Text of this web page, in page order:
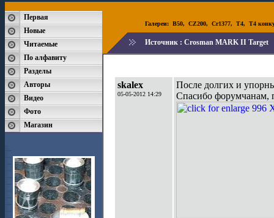
Первая
Новые
Читаемые
По алфавиту
Разделы
Авторы
Видео
Фото
Магазин
Галереи: B50, CZ200, Cr1377, T4, T4
Источник : Crosman MARK II Target
skalex
05-05-2012 14:29
После долгих и
Спасибо форумчанам,